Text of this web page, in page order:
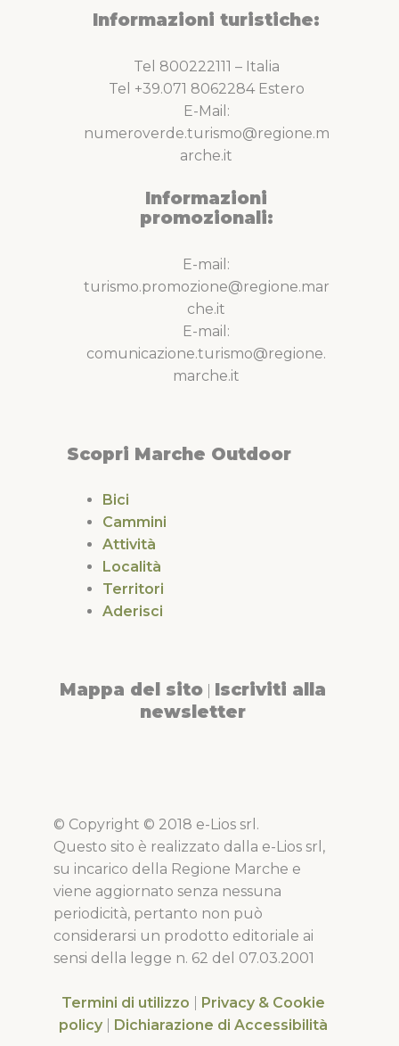
Informazioni turistiche:
Tel 800222111 – Italia
Tel +39.071 8062284 Estero
E-Mail:
numeroverde.turismo@regione.m
arche.it
Informazioni
promozionali:
E-mail:
turismo.promozione@regione.mar
che.it
E-mail:
comunicazione.turismo@regione.
marche.it
Scopri Marche Outdoor
Bici
Cammini
Attività
Località
Territori
Aderisci
Mappa del sito Iscriviti alla
newsletter
© Copyright © 2018 e-Lios srl.
Questo sito è realizzato dalla e-Lios srl,
su incarico della Regione Marche e
viene aggiornato senza nessuna
periodicità, pertanto non può
considerarsi un prodotto editoriale ai
sensi della legge n. 62 del 07.03.2001
Termini di utilizzo
Privacy & Cookie
policy
Dichiarazione di Accessibilità